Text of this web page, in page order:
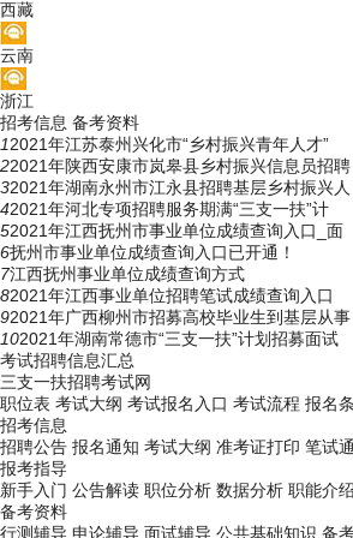
西藏
云南
浙江
招考信息 备考资料
12021年江苏泰州兴化市“乡村振兴青年人才”
22021年陕西安康市岚皋县乡村振兴信息员招聘
32021年湖南永州市江永县招聘基层乡村振兴人
42021年河北专项招聘服务期满“三支一扶”计
52021年江西抚州市事业单位成绩查询入口_面
6抚州市事业单位成绩查询入口已开通！
7江西抚州事业单位成绩查询方式
82021年江西事业单位招聘笔试成绩查询入口
92021年广西柳州市招募高校毕业生到基层从事
102021年湖南常德市“三支一扶”计划招募面试
考试招聘信息汇总
三支一扶招聘考试网
职位表 考试大纲 考试报名入口 考试流程 报名
招考信息
招聘公告 报名通知 考试大纲 准考证打印 笔试
报考指导
新手入门 公告解读 职位分析 数据分析 职能介绍
备考资料
行测辅导 申论辅导 面试辅导 公共基础知识 备